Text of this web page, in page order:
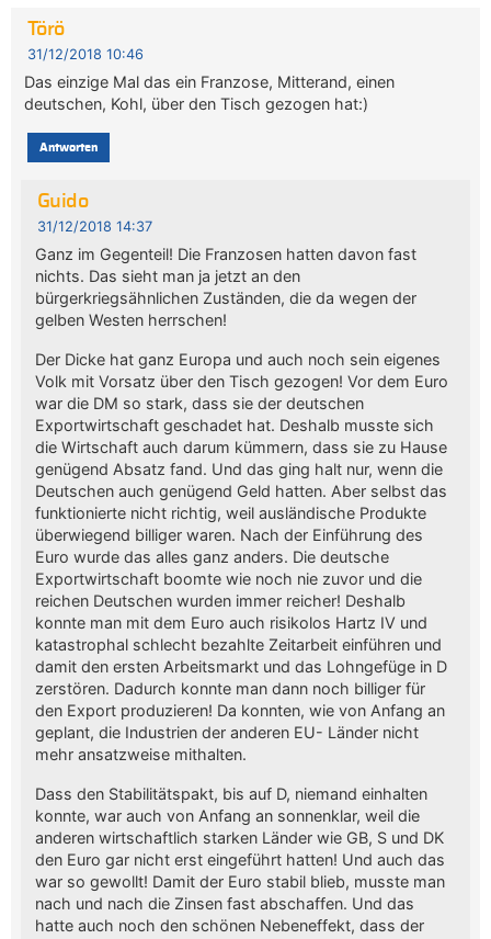
Törö
31/12/2018 10:46
Das einzige Mal das ein Franzose, Mitterand, einen
deutschen, Kohl, über den Tisch gezogen hat:)
Antworten
Guido
31/12/2018 14:37
Ganz im Gegenteil! Die Franzosen hatten davon fast
nichts. Das sieht man ja jetzt an den
bürgerkriegsähnlichen Zuständen, die da wegen der
gelben Westen herrschen!
Der Dicke hat ganz Europa und auch noch sein eigenes
Volk mit Vorsatz über den Tisch gezogen! Vor dem Euro
war die DM so stark, dass sie der deutschen
Exportwirtschaft geschadet hat. Deshalb musste sich
die Wirtschaft auch darum kümmern, dass sie zu Hause
genügend Absatz fand. Und das ging halt nur, wenn die
Deutschen auch genügend Geld hatten. Aber selbst das
funktionierte nicht richtig, weil ausländische Produkte
überwiegend billiger waren. Nach der Einführung des
Euro wurde das alles ganz anders. Die deutsche
Exportwirtschaft boomte wie noch nie zuvor und die
reichen Deutschen wurden immer reicher! Deshalb
konnte man mit dem Euro auch risikolos Hartz IV und
katastrophal schlecht bezahlte Zeitarbeit einführen und
damit den ersten Arbeitsmarkt und das Lohngefüge in D
zerstören. Dadurch konnte man dann noch billiger für
den Export produzieren! Da konnten, wie von Anfang an
geplant, die Industrien der anderen EU- Länder nicht
mehr ansatzweise mithalten.
Dass den Stabilitätspakt, bis auf D, niemand einhalten
konnte, war auch von Anfang an sonnenklar, weil die
anderen wirtschaftlich starken Länder wie GB, S und DK
den Euro gar nicht erst eingeführt hatten! Und auch das
war so gewollt! Damit der Euro stabil blieb, musste man
nach und nach die Zinsen fast abschaffen. Und das
hatte auch noch den schönen Nebeneffekt, dass der